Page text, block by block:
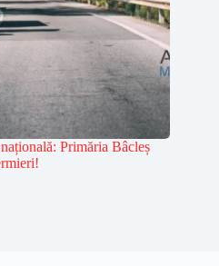
Primăria Bâcleș